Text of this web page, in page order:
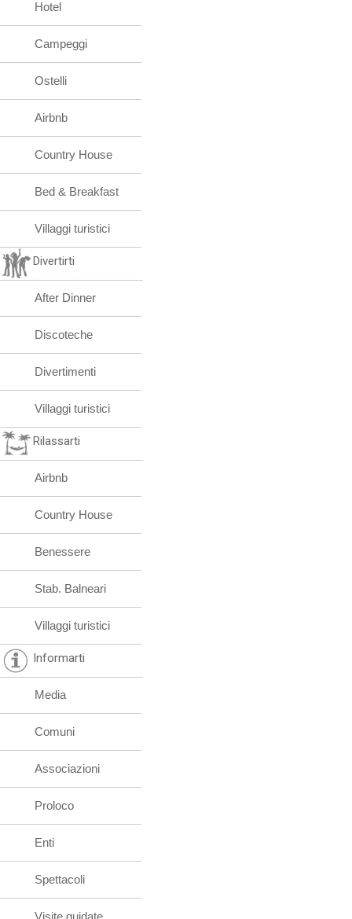
Hotel
Campeggi
Ostelli
Airbnb
Country House
Bed & Breakfast
Villaggi turistici
Divertirti
After Dinner
Discoteche
Divertimenti
Villaggi turistici
Rilassarti
Airbnb
Country House
Benessere
Stab. Balneari
Villaggi turistici
Informarti
Media
Comuni
Associazioni
Proloco
Enti
Spettacoli
Visite guidate